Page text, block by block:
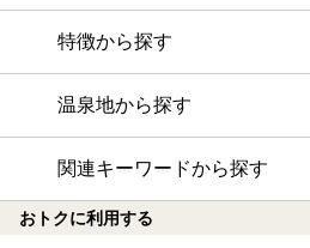
特徴から探す
温泉地から探す
関連キーワードから探す
おトクに利用する